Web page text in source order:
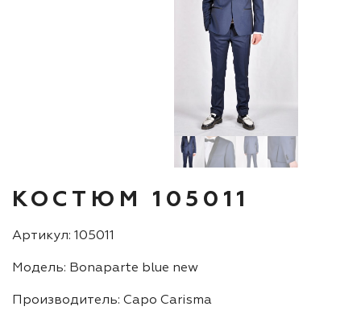
КОСТЮМ 105011
Артикул: 105011
Модель: Bonaparte blue new
Производитель: Capo Carisma